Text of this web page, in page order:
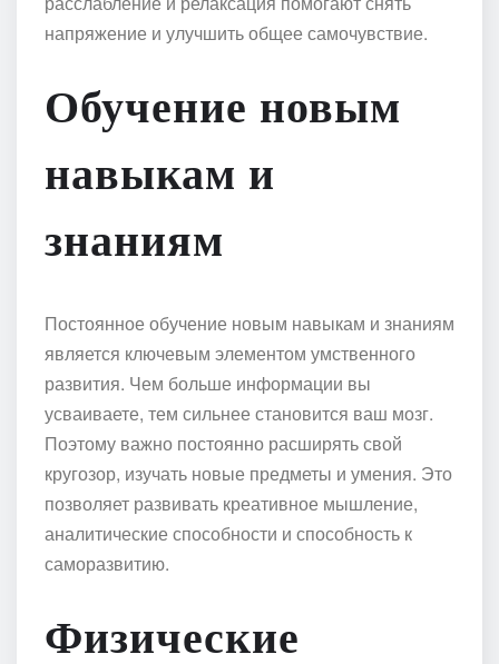
напряжение и улучшить общее самочувствие.
Обучение новым
навыкам и
знаниям
Постоянное обучение новым навыкам и знаниям
является ключевым элементом умственного
развития. Чем больше информации вы
усваиваете, тем сильнее становится ваш мозг.
Поэтому важно постоянно расширять свой
кругозор, изучать новые предметы и умения. Это
позволяет развивать креативное мышление,
аналитические способности и способность к
саморазвитию.
Физические